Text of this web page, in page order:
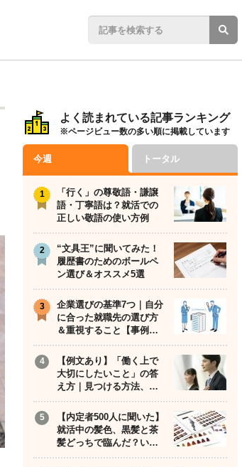
よく読まれている記事ランキング
※ページビュー数の多い順に掲載しています
今週 トータル
「行く」の尊敬語・謙譲
語・丁寧語は？就活での
正しい敬語の使い方例
“文具王”に聞いてみた！
履歴書のためのボールペ
ン選び＆オススメ5選
企業選びの基準7つ｜自分
に合った就職先の選び方
＆重視すること【事例…
【例文あり】「働く上で
大切にしたいこと」の答
え方｜見つける方法、…
【内定者500人に聞いた】
就活中の髪色、黒髪と茶
髪どっちで臨んだ？い…